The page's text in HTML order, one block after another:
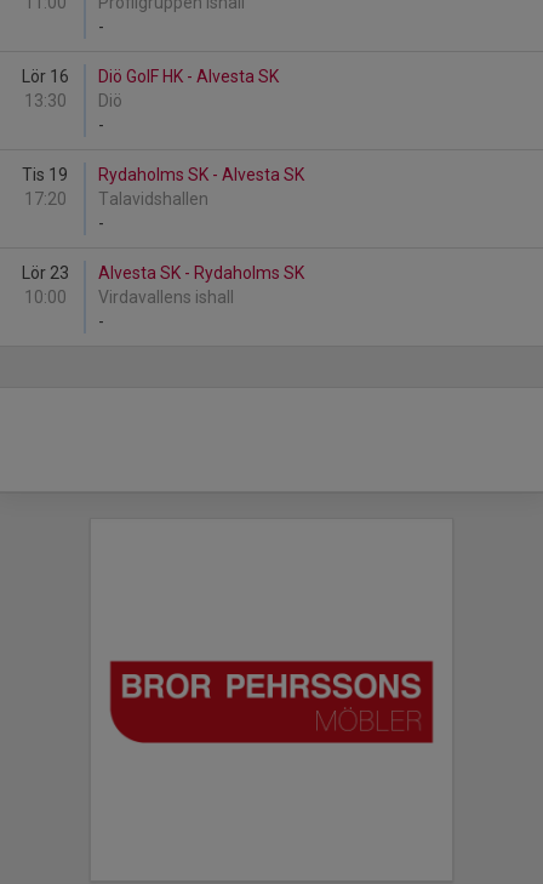
-
Lör 16
13:30
Diö GoIF HK - Alvesta SK
Diö
-
Tis 19
17:20
Rydaholms SK - Alvesta SK
Talavidshallen
-
Lör 23
10:00
Alvesta SK - Rydaholms SK
Virdavallens ishall
-